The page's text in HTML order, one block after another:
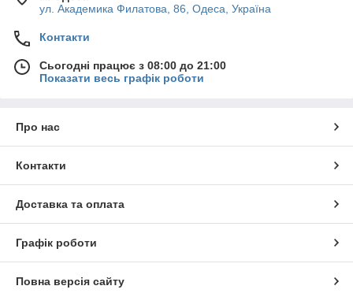
ул. Академика Филатова, 86, Одеса, Україна
Контакти
Сьогодні працює з 08:00 до 21:00
Показати весь графік роботи
Про нас
Контакти
Доставка та оплата
Графік роботи
Повна версія сайту